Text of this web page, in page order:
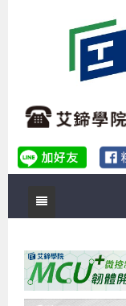
關於艾鍗
最新公告
實體課程